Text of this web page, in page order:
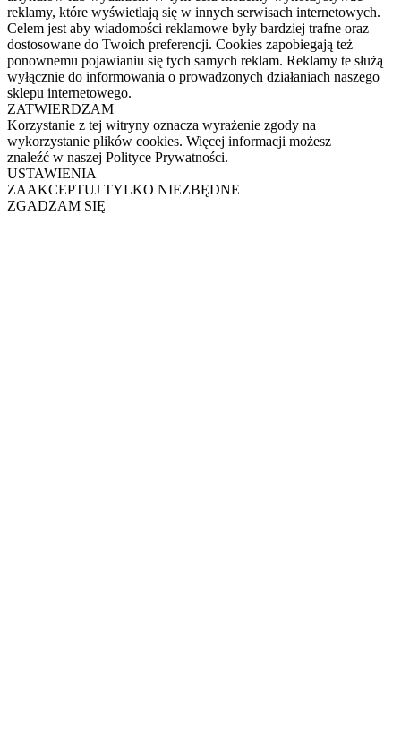
reklamy, które wyświetlają się w innych serwisach internetowych.
Celem jest aby wiadomości reklamowe były bardziej trafne oraz
dostosowane do Twoich preferencji. Cookies zapobiegają też
ponownemu pojawianiu się tych samych reklam. Reklamy te służą
wyłącznie do informowania o prowadzonych działaniach naszego
sklepu internetowego.
ZATWIERDZAM
Korzystanie z tej witryny oznacza wyrażenie zgody na
wykorzystanie plików cookies. Więcej informacji możesz
znaleźć w naszej Polityce Prywatności.
USTAWIENIA
ZAAKCEPTUJ TYLKO NIEZBĘDNE
ZGADZAM SIĘ